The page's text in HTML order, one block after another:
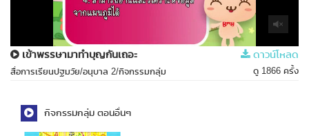
เข้าพรรษามาทำบุญกันเถอะ ดาวน์โหลด
สื่อการเรียนปฐมวัย/อนุบาล 2/กิจกรรมกลุ่ม ดู 1866 ครั้ง
กิจกรรมกลุ่ม ตอนอื่นๆ